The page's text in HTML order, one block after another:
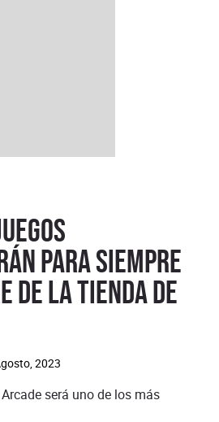
para siempre
de la tienda de
2023
será uno de los más